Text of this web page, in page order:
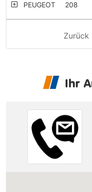
PEUGEOT 208
Zurück
Ihr